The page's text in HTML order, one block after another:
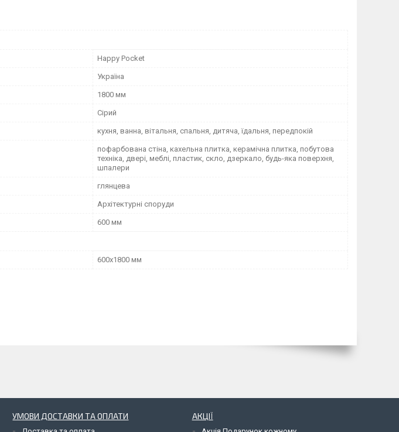
Happy Pocket
Україна
1800 мм
Сірий
кухня, ванна, вітальня, спальня, дитяча, їдальня, передпокій
пофарбована стіна, кахельна плитка, керамічна плитка, побутова
техніка, двері, меблі, пластик, скло, дзеркало, будь-яка поверхня,
шпалери
глянцева
Архітектурні споруди
600 мм
600х1800 мм
УМОВИ ДОСТАВКИ ТА ОПЛАТИ АКЦІЇ